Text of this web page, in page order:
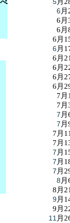
6
6月
6月
6月
6月
6月
6月
6月
6月
7月
7月
7
7
7月
7月
7 月
7 月
7 月
8
8月
9月
9月
11 月